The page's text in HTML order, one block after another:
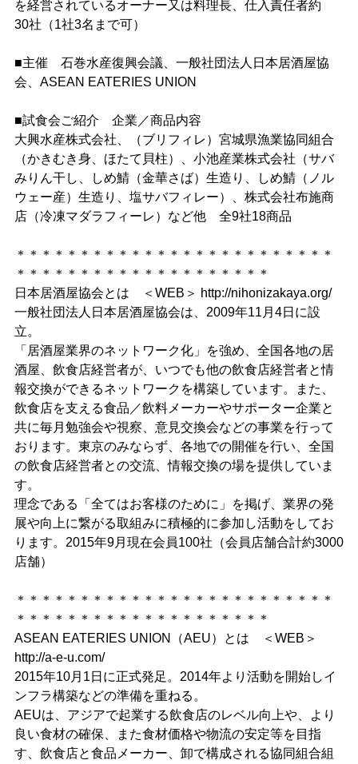
を経営されているオーナー又は料理長、仕入責任者約
30社（1社3名まで可）
■主催 石巻水産復興会議、一般社団法人日本居酒屋協
会、ASEAN EATERIES UNION
■試食会ご紹介 企業／商品内容
大興水産株式会社、（ブリフィレ）宮城県漁業協同組合
（かきむき身、ほたて貝柱）、小池産業株式会社（サバ
みりん干し、しめ鯖（金華さば）生造り、しめ鯖（ノル
ウェー産）生造り、塩サバフィレー）、株式会社布施商
店（冷凍マダラフィーレ）など他 全9社18商品
＊＊＊＊＊＊＊＊＊＊＊＊＊＊＊＊＊＊＊＊＊＊＊＊＊
＊＊＊＊＊＊＊＊＊＊＊＊＊＊＊＊＊＊＊＊
日本居酒屋協会とは ＜WEB＞ http://nihonizakaya.org/
一般社団法人日本居酒屋協会は、2009年11月4日に設
立。
「居酒屋業界のネットワーク化」を強め、全国各地の居
酒屋、飲食店経営者が、いつでも他の飲食店経営者と情
報交換ができるネットワークを構築しています。また、
飲食店を支える食品／飲料メーカーやサポーター企業と
共に毎月勉強会や視察、意見交換会などの事業を行って
おります。東京のみならず、各地での開催を行い、全国
の飲食店経営者との交流、情報交換の場を提供していま
す。
理念である「全てはお客様のために」を掲げ、業界の発
展や向上に繋がる取組みに積極的に参加し活動をしてお
ります。2015年9月現在会員100社（会員店舗合計約3000
店舗）
＊＊＊＊＊＊＊＊＊＊＊＊＊＊＊＊＊＊＊＊＊＊＊＊＊
＊＊＊＊＊＊＊＊＊＊＊＊＊＊＊＊＊＊＊＊
ASEAN EATERIES UNION（AEU）とは ＜WEB＞
http://a-e-u.com/
2015年10月1日に正式発足。2014年より活動を開始しイ
ンフラ構築などの準備を重ねる。
AEUは、アジアで起業する飲食店のレベル向上や、より
良い食材の確保、また食材価格や物流の安定等を目指
す、飲食店と食品メーカー、卸で構成される協同組合組